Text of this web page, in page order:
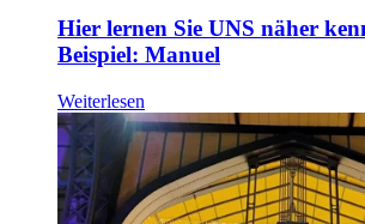
Hier lernen Sie UNS näher
Beispiel: Manuel
Weiterlesen